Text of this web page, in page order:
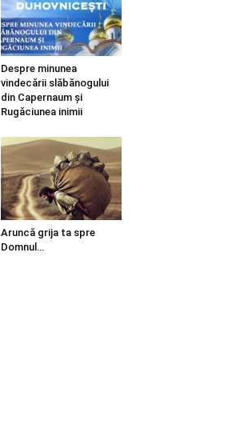
Despre minunea
vindecării slăbănogului
din Capernaum și
Rugăciunea inimii
Aruncă grija ta spre
Domnul…